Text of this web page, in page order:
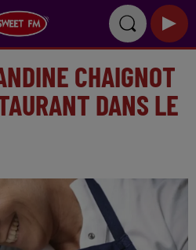
CHAIGNOT
DANS LE